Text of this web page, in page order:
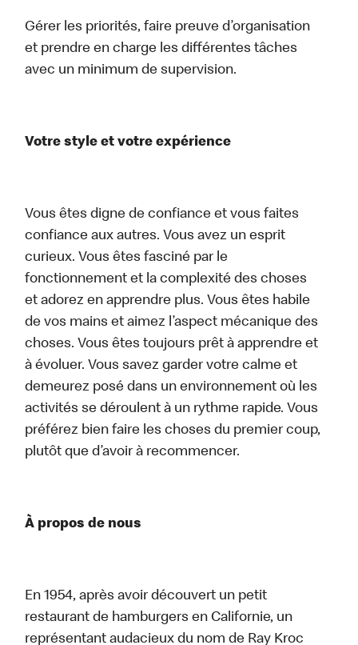
Gérer les priorités, faire preuve d’organisation
et prendre en charge les différentes tâches
avec un minimum de supervision.
Votre style et votre expérience
Vous êtes digne de confiance et vous faites
confiance aux autres. Vous avez un esprit
curieux. Vous êtes fasciné par le
fonctionnement et la complexité des choses
et adorez en apprendre plus. Vous êtes habile
de vos mains et aimez l’aspect mécanique des
choses. Vous êtes toujours prêt à apprendre et
à évoluer. Vous savez garder votre calme et
demeurez posé dans un environnement où les
activités se déroulent à un rythme rapide. Vous
préférez bien faire les choses du premier coup,
plutôt que d’avoir à recommencer.
À propos de nous
En 1954, après avoir découvert un petit
restaurant de hamburgers en Californie, un
représentant audacieux du nom de Ray Kroc